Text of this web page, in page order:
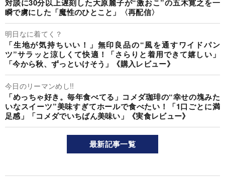
対談に30分以上遅刻した大原麗子が“激おこ”の五木寛之を一
瞬で虜にした「魔性のひとこと」〈再配信〉
明日なに着てく？
「生地が気持ちいい！」無印良品の“風を通すワイドパン
ツ”サラッと涼しくて快適！「さらりと着用できて嬉しい」
「今から秋、ずっといけそう」《購入レビュー》
今日のリーマンめし!!
「めっちゃ好き。毎年食べてる」コメダ珈琲の“幸せの塊みた
いなスイーツ”美味すぎてホールで食べたい！「1口ごとに満
足感」「コメダでいちばん美味い」《実食レビュー》
最新記事一覧